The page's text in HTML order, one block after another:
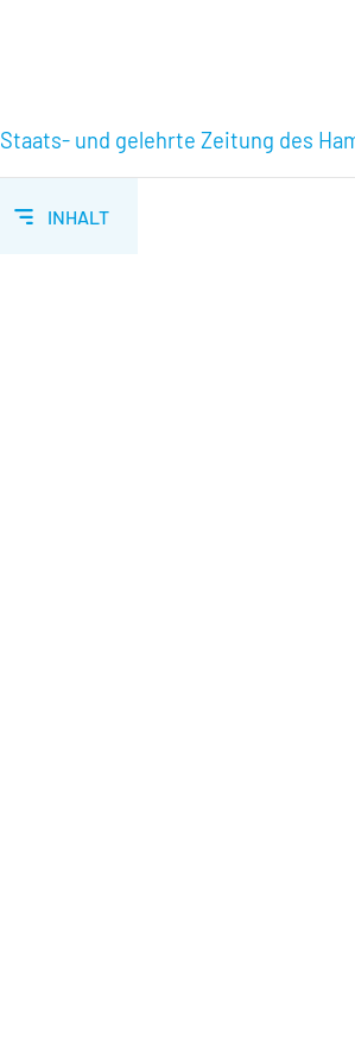
Staats- und gelehrte Zeitung des
INHALT